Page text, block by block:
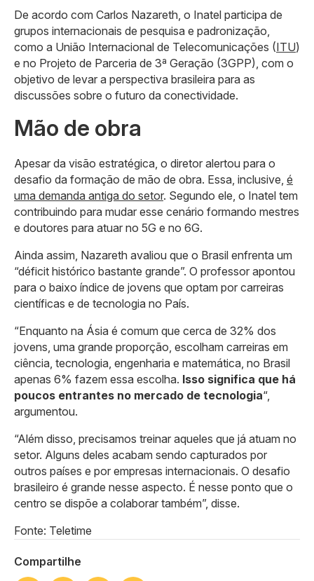
De acordo com Carlos Nazareth, o Inatel participa de
grupos internacionais de pesquisa e padronização,
como a União Internacional de Telecomunicações (ITU)
e no Projeto de Parceria de 3ª Geração (3GPP), com o
objetivo de levar a perspectiva brasileira para as
discussões sobre o futuro da conectividade.
Mão de obra
Apesar da visão estratégica, o diretor alertou para o
desafio da formação de mão de obra. Essa, inclusive, é
uma demanda antiga do setor. Segundo ele, o Inatel tem
contribuindo para mudar esse cenário formando mestres
e doutores para atuar no 5G e no 6G.
Ainda assim, Nazareth avaliou que o Brasil enfrenta um
“déficit histórico bastante grande”. O professor apontou
para o baixo índice de jovens que optam por carreiras
científicas e de tecnologia no País.
“Enquanto na Ásia é comum que cerca de 32% dos
jovens, uma grande proporção, escolham carreiras em
ciência, tecnologia, engenharia e matemática, no Brasil
apenas 6% fazem essa escolha. Isso significa que há
poucos entrantes no mercado de tecnologia“,
argumentou.
“Além disso, precisamos treinar aqueles que já atuam no
setor. Alguns deles acabam sendo capturados por
outros países e por empresas internacionais. O desafio
brasileiro é grande nesse aspecto. É nesse ponto que o
centro se dispõe a colaborar também”, disse.
Fonte: Teletime
Compartilhe